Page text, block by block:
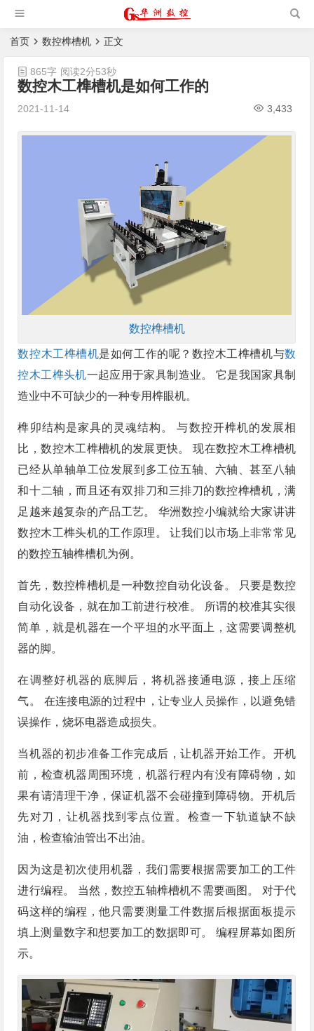
|猫抓板生产设备|非标
自动化设备
首页 数控榫槽机 正文
数控木工榫槽机是如何工作的
2021-11-14 3,433
865字 阅读2分53秒
数控榫槽机
数控木工榫槽机是如何工作的呢？数控木工榫槽机与数
控木工榫头机一起应用于家具制造业。 它是我国家具制
造业中不可缺少的一种专用榫眼机。
榫卯结构是家具的灵魂结构。 与数控开榫机的发展相
比，数控木工榫槽机的发展更快。 现在数控木工榫槽机
已经从单轴单工位发展到多工位五轴、六轴、甚至八轴
和十二轴，而且还有双排刀和三排刀的数控榫槽机，满
足越来越复杂的产品工艺。 华洲数控小编就给大家讲讲
数控木工榫头机的工作原理。 让我们以市场上非常常见
的数控五轴榫槽机为例。
首先，数控榫槽机是一种数控自动化设备。 只要是数控
自动化设备，就在加工前进行校准。 所谓的校准其实很
简单，就是机器在一个平坦的水平面上，这需要调整机
器的脚。
在调整好机器的底脚后，将机器接通电源，接上压缩
气。 在连接电源的过程中，让专业人员操作，以避免错
误操作，烧坏电器造成损失。
当机器的初步准备工作完成后，让机器开始工作。开机
前，检查机器周围环境，机器行程内有没有障碍物，如
果有请清理干净，保证机器不会碰撞到障碍物。开机后
先对刀，让机器找到零点位置。检查一下轨道缺不缺
油，检查输油管出不出油。
因为这是初次使用机器，我们需要根据需要加工的工件
进行编程。 当然，数控五轴榫槽机不需要画图。 对于代
码这样的编程，他只需要测量工件数据后根据面板提示
填上测量数字和想要加工的数据即可。 编程屏幕如图所
示。